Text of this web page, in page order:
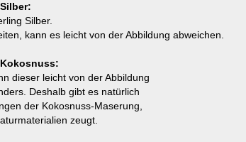
Silber.
kann es leicht von der Abbildung abweichen.
dieser leicht von der Abbildung
Deshalb gibt es natürlich
der Kokosnuss-Maserung,
zeugt.